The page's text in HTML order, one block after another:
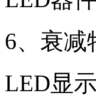
6、衰减
LED显